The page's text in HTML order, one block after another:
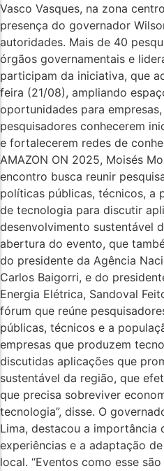
Vasco Vasques, na zona
presença do governador
autoridades. Mais de 40
órgãos governamentais e
participam da iniciativa, que
feira (21/08), ampliando
oportunidades para
pesquisadores conhecerem
e fortalecerem redes de
AMAZON ON 2025, Moisés
encontro busca reunir
políticas públicas, técnicos, a
de tecnologia para discutir
desenvolvimento sustentável
abertura do evento, que
do presidente da Agência
Carlos Baigorri, e do
Energia Elétrica, Sandoval
fórum que reúne
públicas, técnicos e a
empresas que produzem
discutidas aplicações que
sustentável da região, que
que precisa sobreviver
tecnologia”, disse. O
Lima, destacou a
experiências e a adaptação
local. “Eventos como esse